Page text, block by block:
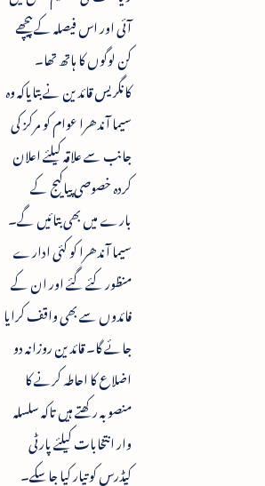
آئی اور اس فیصلہ کے پیچھے
کن لوگوں کا ہاتھ تھا۔
کانگریس قائدین نے بتایاکہ وہ
سیما آندھرا عوام کو مرکز کی
جانب سے علاقہ کیلئے اعلان
کردہ خصوصی پیاکیج کے
بارے میں بھی بتائیں گے۔
سیما آندھرا کو کئی ادارے
منظور کئے گئے اور ان کے
فائدوں سے بھی واقف کرایا
جائے گا۔ قائدین روزانہ دو
اضلاع کا احاطہ کرنے کا
منصوبہ رکھتے ہیں تاکہ سلسلہ
وار انتخابات کیلئے پارٹی
کیڈرس کو تیار کیا جاسکے۔